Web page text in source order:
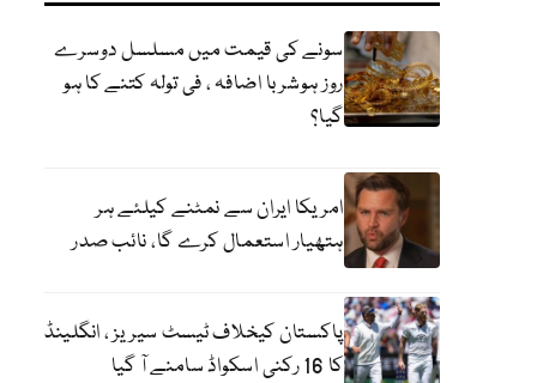
سونے کی قیمت میں مسلسل دوسرے
روز ہوشربا اضافہ ، فی تولہ کتنے کا ہو
گیا؟
امریکا ایران سے نمٹنے کیلئے ہر
ہتھیار استعمال کرے گا، نائب صدر
پاکستان کیخلاف ٹیسٹ سیریز ، انگلینڈ
کا 16 رکنی اسکواڈ سامنے آ گیا